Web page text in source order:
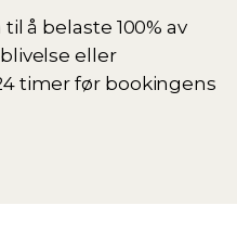
å belaste 100% av
eller
timer før bookingens